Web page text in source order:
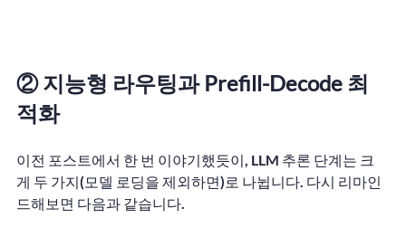
② 지능형 라우팅과 Prefill-Decode 최
적화
이전 포스트에서 한 번 이야기했듯이, LLM 추론 단계는 크
게 두 가지(모델 로딩을 제외하면)로 나뉩니다. 다시 리마인
드해보면 다음과 같습니다.